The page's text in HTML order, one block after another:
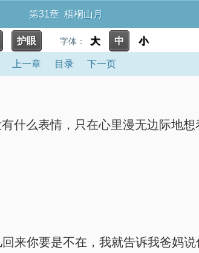
第31章 梧桐山月
护眼 字体： 大 中 小
上一章 目录 下一页
什么表情，只在心里漫无边际地
来你要是不在，我就告诉我爸妈说